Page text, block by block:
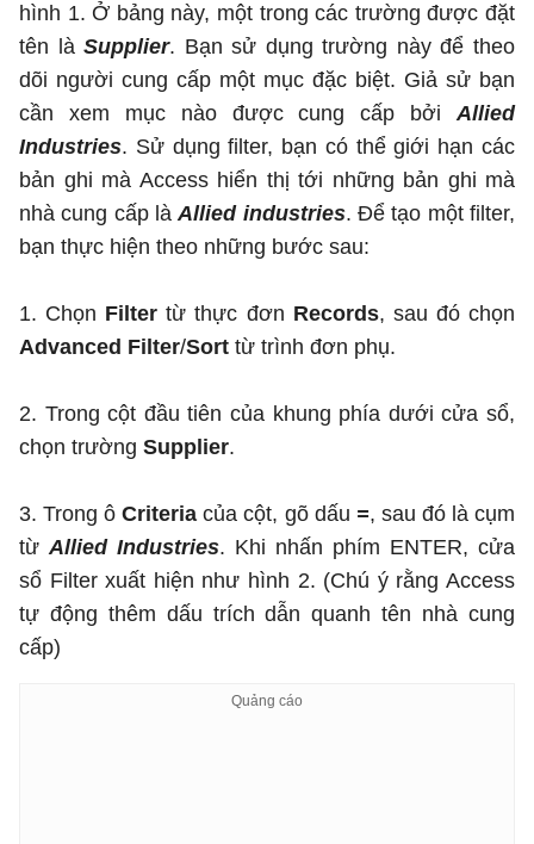
hình 1. Ở bảng này, một trong các trường được đặt
tên làSupplier. Bạn sử dụng trường này để theo
dõi người cung cấp một mục đặc biệt. Giả sử bạn
cần xem mục nào được cung cấp bởiAllied
Industries. Sử dụng filter, bạn có thể giới hạn các
bản ghi mà Access hiển thị tới những bản ghi mà
nhà cung cấp làAllied industries. Để tạo một filter,
bạn thực hiện theo những bước sau:
1. Chọn Filter từ thực đơn Records, sau đó chọn
Advanced Filter/Sort từ trình đơn phụ.
2. Trong cột đầu tiên của khung phía dưới cửa sổ,
chọn trường Supplier.
3. Trong ôCriteria của cột, gõ dấu =, sau đó là cụm
từAllied Industries. Khi nhấn phím ENTER, cửa
sổ Filter xuất hiện như hình 2. (Chú ý rằng Access
tự động thêm dấu trích dẫn quanh tên nhà cung
cấp)